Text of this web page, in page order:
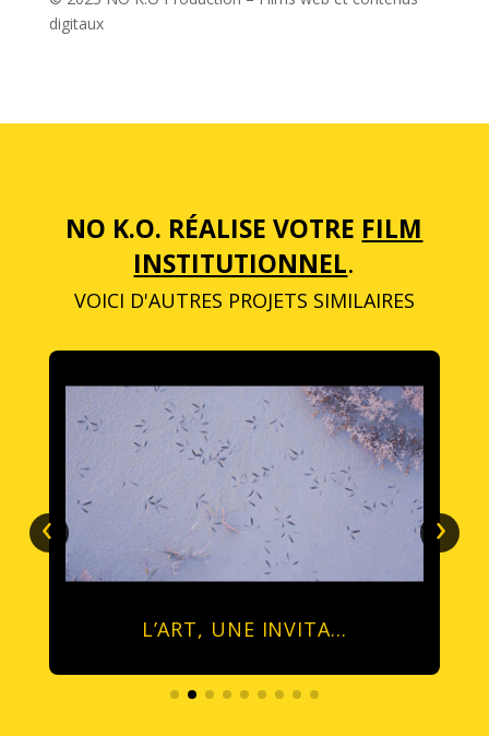
digitaux
NO K.O. RÉALISE VOTRE FILM
INSTITUTIONNEL.
VOICI D'AUTRES PROJETS SIMILAIRES
‹ ›
L’ART, UNE INVITA…